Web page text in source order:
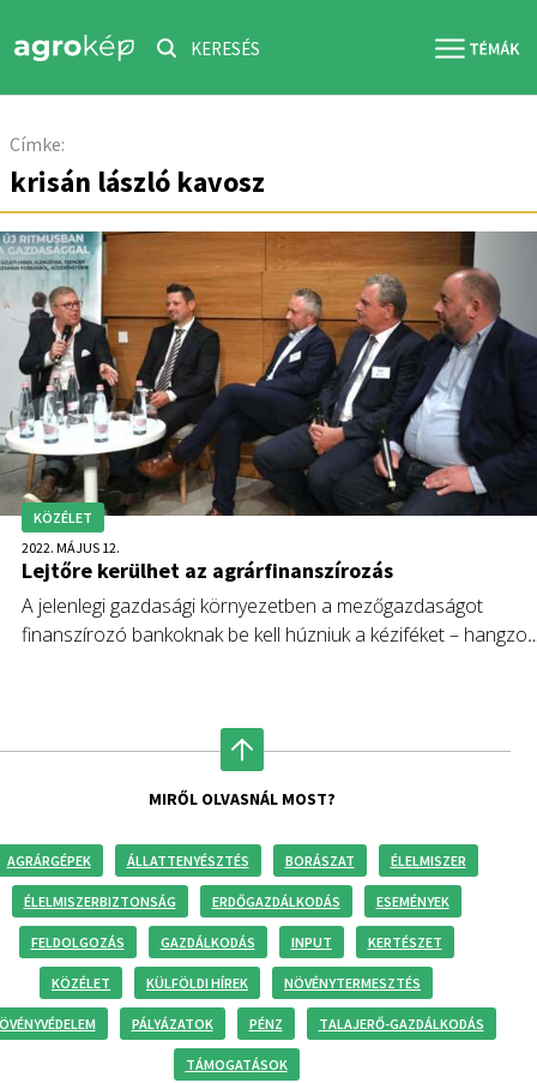
KERESÉS
Címke:
krisán lászló kavosz
KÖZÉLET
2022. MÁJUS 12.
Lejtőre kerülhet az agrárfinanszírozás
A jelenlegi gazdasági környezetben a mezőgazdaságot
finanszírozó bankoknak be kell húzniuk a kéziféket –
MIRŐL OLVASNÁL MOST?
AGRÁRGÉPEK ÁLLATTENYÉSZTÉS BORÁSZAT ÉLELMISZER
ÉLELMISZERBIZTONSÁG ERDŐGAZDÁLKODÁS ESEMÉNYEK
FELDOLGOZÁS GAZDÁLKODÁS INPUT KERTÉSZET
KÖZÉLET KÜLFÖLDI HÍREK NÖVÉNYTERMESZTÉS
PÁLYÁZATOK PÉNZ TALAJERŐ-GAZDÁLKODÁS
TÁMOGATÁSOK